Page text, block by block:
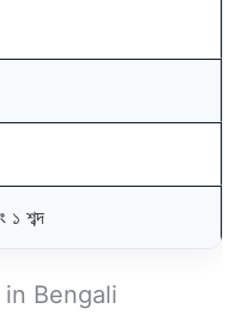
১ শব্দ
Bengali